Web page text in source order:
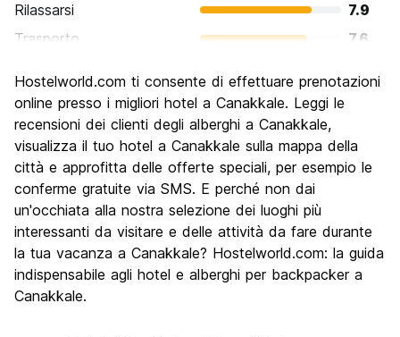
Rilassarsi
7.9
Trasporto
7.6
Luoghi di interesse culturale
Festa / Vita notturna
Qualita' Prezzo
8.3
Hostelworld.com ti consente di effettuare prenotazioni
online presso i migliori hotel a Canakkale. Leggi le
recensioni dei clienti degli alberghi a Canakkale,
visualizza il tuo hotel a Canakkale sulla mappa della
città e approfitta delle offerte speciali, per esempio le
conferme gratuite via SMS. E perché non dai
un'occhiata alla nostra selezione dei luoghi più
interessanti da visitare e delle attività da fare durante
la tua vacanza a Canakkale? Hostelworld.com: la guida
indispensabile agli hotel e alberghi per backpacker a
Canakkale.